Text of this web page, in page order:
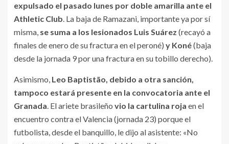
expulsado el pasado lunes por doble amarilla ante el
Athletic Club. La baja de Ramazani, importante ya por sí
misma, se suma a los lesionados Luis Suárez (recayó a
finales de enero de su fractura en el peroné) y Koné(baja
desde la jornada 9 por una fractura en su tobillo derecho).
Asimismo, Leo Baptistão, debido a otra sanción,
tampoco estará presente en la convocatoria ante el
Granada. El ariete brasileño vio la cartulina roja en el
encuentro contra el Valencia (jornada 23) porque el
futbolista, desde el banquillo, le dijo al asistente: «No